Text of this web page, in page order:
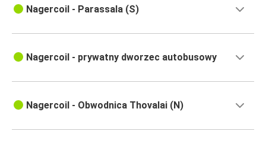
Nagercoil - Parassala (S)
Nagercoil - prywatny dworzec autobusowy
Nagercoil - Obwodnica Thovalai (N)